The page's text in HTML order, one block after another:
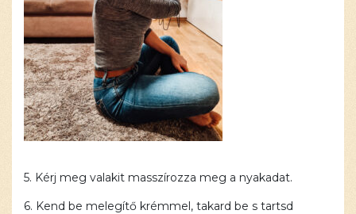
5. Kérj meg valakit masszírozza meg a nyakadat.
6. Kend be melegítő krémmel, takard be s tartsd